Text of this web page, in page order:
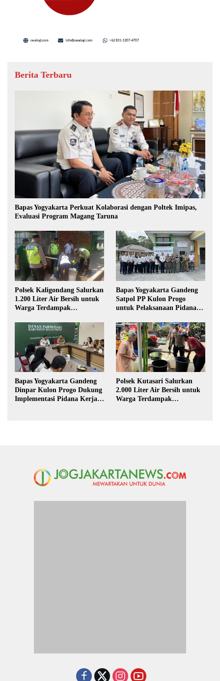
Berita Terbaru
Bapas Yogyakarta Perkuat Kolaborasi dengan Poltek Imipas,
Evaluasi Program Magang Taruna
Polsek Kaligondang Salurkan
1.200 Liter Air Bersih untuk
Warga Terdampak
Bapas Yogyakarta Gandeng
Satpol PP Kulon Progo
untuk Pelaksanaan Pidana
Bapas Yogyakarta Gandeng
Dinpar Kulon Progo Dukung
Implementasi Pidana Kerja
Polsek Kutasari Salurkan
2.000 Liter Air Bersih untuk
Warga Terdampak